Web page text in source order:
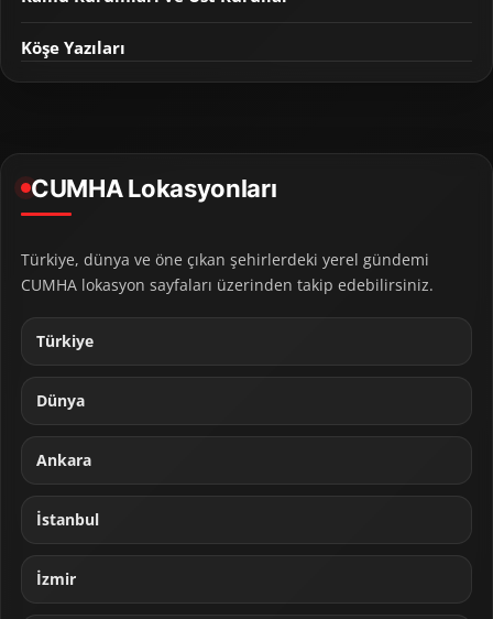
Köşe Yazıları
CUMHA Lokasyonları
Türkiye, dünya ve öne çıkan şehirlerdeki yerel gündemi
CUMHA lokasyon sayfaları üzerinden takip edebilirsiniz.
Türkiye
Dünya
Ankara
İstanbul
İzmir